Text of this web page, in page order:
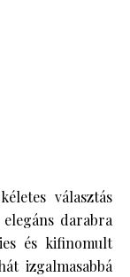
választás
darabra
és kifinomult
izgalmasabbá